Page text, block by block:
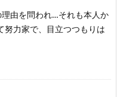
由を問われ…それも本人か
力家で、目立つつもりは